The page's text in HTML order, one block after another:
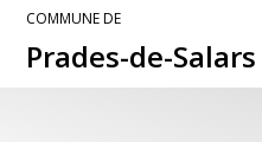
COMMUNE DE
Prades-de-Salars